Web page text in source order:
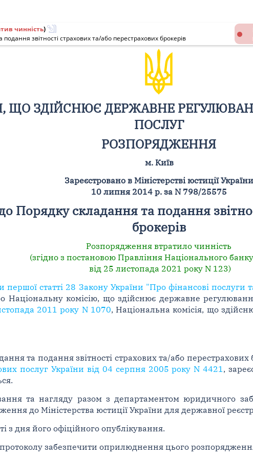
чинність)
звітності страхових та/або перестрахових брокерів